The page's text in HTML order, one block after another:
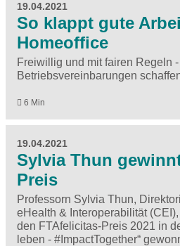
19.04.2021
So klappt gute
Homeoffice
Freiwillig und mit fairen Regeln -
Betriebsvereinbarungen
6 Min
19.04.2021
Sylvia Thun
Preis
Professorn Sylvia Thun,
eHealth & Interoperabilität
den FTAfelicitas-Preis 2021 in
leben - #ImpactTogether“